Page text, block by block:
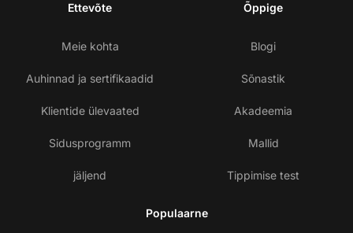
Ettevõte
Meie kohta
Auhinnad ja sertifikaadid
Klientide ülevaated
Sidusprogramm
jäljend
Õppige
Blogi
Sõnastik
Akadeemia
Mallid
Tippimise test
Populaarne